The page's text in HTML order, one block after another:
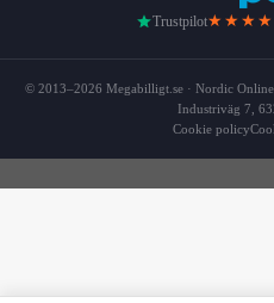
Trustpilot★★★★
© 2013–2026 Megabilligt.se · Nordic
Industriväg 7,
Cookie policy